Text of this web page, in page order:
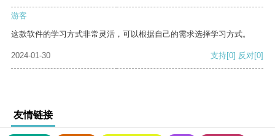
游客
这款软件的学习方式非常灵活，可以根据自己的需求选择学习方式。
2024-01-30 支持[0] 反对[0]
友情链接